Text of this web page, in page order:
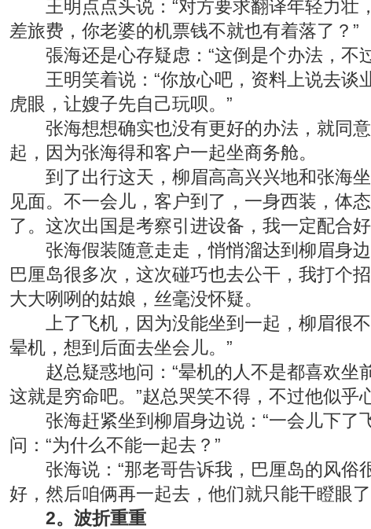
王明点点头说：“对方要求翻译年轻力壮
差旅费，你老婆的机票钱不就也有着落了？”
張海还是心存疑虑：“这倒是个办法，不
王明笑着说：“你放心吧，资料上说去谈
虎眼，让嫂子先自己玩呗。”
张海想想确实也没有更好的办法，就同意
起，因为张海得和客户一起坐商务舱。
到了出行这天，柳眉高高兴兴地和张海坐
见面。不一会儿，客户到了，一身西装，体
了。这次出国是考察引进设备，我一定配合
张海假装随意走走，悄悄溜达到柳眉身边
巴厘岛很多次，这次碰巧也去公干，我打个
大大咧咧的姑娘，丝毫没怀疑。
上了飞机，因为没能坐到一起，柳眉很不
晕机，想到后面去坐会儿。”
赵总疑惑地问：“晕机的人不是都喜欢坐
这就是穷命吧。”赵总哭笑不得，不过他似乎
张海赶紧坐到柳眉身边说：“一会儿下了
问：“为什么不能一起去？”
张海说：“那老哥告诉我，巴厘岛的风俗
好，然后咱俩再一起去，他们就只能干瞪眼了
2。波折重重